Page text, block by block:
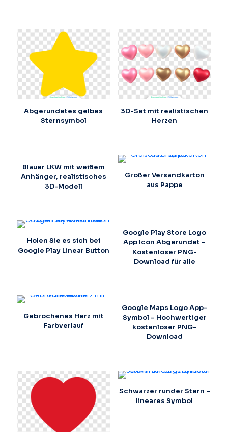
Abgerundetes gelbes
Sternsymbol
3D-Set mit realistischen
Herzen
Blauer LKW mit weißem
Anhänger, realistisches
3D-Modell
Großer Versandkarton
aus Pappe
Holen Sie es sich bei
Google Play Linear Button
Google Play Store Logo
App Icon Abgerundet –
Kostenloser PNG-
Download für alle
Gebrochenes Herz mit
Farbverlauf
Google Maps Logo App-
Symbol – Hochwertiger
kostenloser PNG-
Download
Schwarzer runder Stern –
lineares Symbol